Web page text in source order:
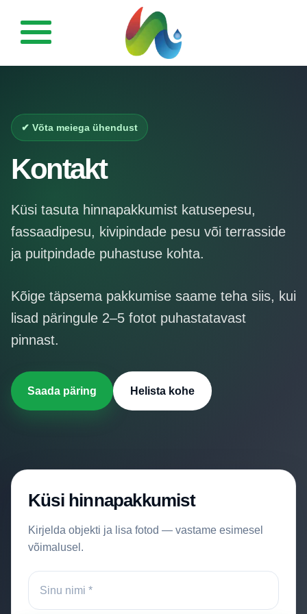
Fassaadipesu
Katusepesu
pindade puhastus
Terrasside ja
puitpindade puhastus
Galerii
Hinnakiri
Kontakt
✔ Võta meiega ühendust
Kontakt
Küsi tasuta hinnapakkumist katusepesu,
fassaadipesu, kivipindade pesu või terrasside
ja puitpindade puhastuse kohta.
Kõige täpsema pakkumise saame teha siis, kui
lisad päringule 2–5 fotot puhastatavast
pinnast.
Saada päring Helista kohe
Küsi hinnapakkumist
Kirjelda objekti ja lisa fotod — vastame esimesel
võimalusel.